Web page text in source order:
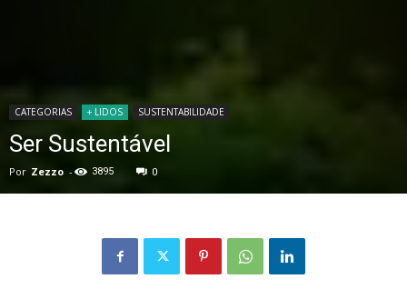
CATEGORIAS + LIDOS SUSTENTABILIDADE
Ser Sustentável
Por Zezzo - 3895 0